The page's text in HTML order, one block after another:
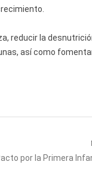
reducir la
así como
por la Primera